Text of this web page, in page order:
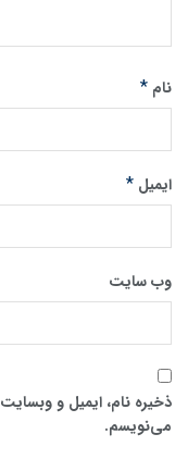
نام *
ایمیل *
وب‌ سایت
ذخیره نام، ایمیل و
می‌نویسم.